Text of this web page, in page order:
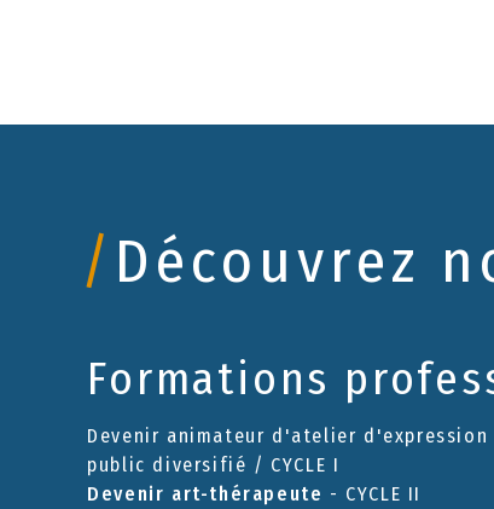
/ Découvrez
Formations
Devenir animateur d'atelier
public diversifié / CYCLE I
Devenir art-thérapeute - CYCLE II